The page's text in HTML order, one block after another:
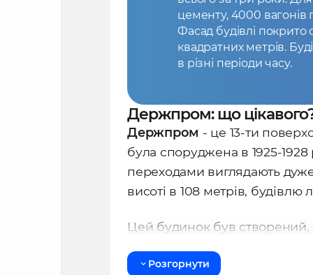
цементу, 4000 вагонів
Фасад будівлі
квадратних метрів.
в різні періоди часу.
Держпром: що
Держпром - це 13-ти
була споруджена в 1925-1928
переходами виглядають
висоті в 108 метрів, будівлю
Цей будинок був
підкреслювала девіз країни
Розгорнути